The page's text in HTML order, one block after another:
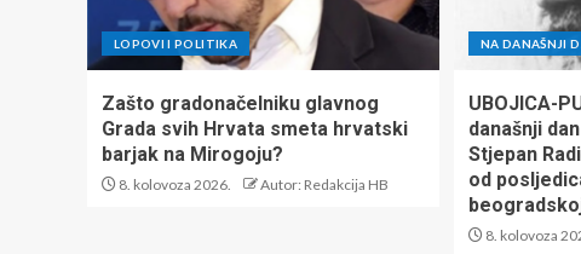
LOPOVI I POLITIKA
Zašto gradonačelniku glavnog
Grada svih Hrvata smeta hrvatski
barjak na Mirogoju?
8. kolovoza 2026. Autor: Redakcija HB
NA DANAŠNJI
UBOJICA-
današnji
Stjepan
od
8. kolovoza